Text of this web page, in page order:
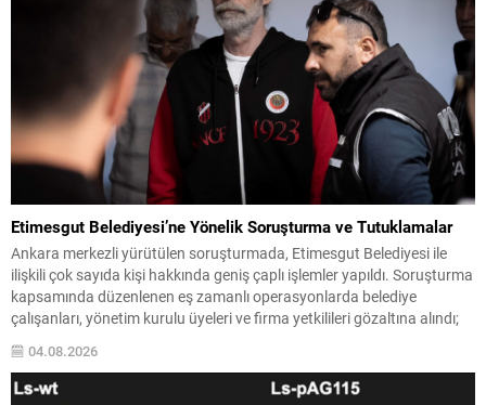
Etimesgut Belediyesi’ne Yönelik Soruşturma ve Tutuklamalar
Ankara merkezli yürütülen soruşturmada, Etimesgut Belediyesi ile
ilişkili çok sayıda kişi hakkında geniş çaplı işlemler yapıldı. Soruşturma
kapsamında düzenlenen eş zamanlı operasyonlarda belediye
çalışanları, yönetim kurulu üyeleri ve firma yetkilileri gözaltına alındı;
İçişleri Bakanlığı, tutuklanan belediye başkanı hakkında geçici
görevden uzaklaştırma...
04.08.2026